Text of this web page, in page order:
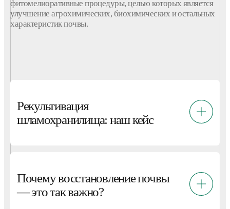
фитомелиоративные процедуры, целью которых является
улучшение агрохимических, биохимических и остальных
характеристикпочвы.
Рекультивация
шламохранилища: наш кейс
Почему восстановление почвы
— это так важно?